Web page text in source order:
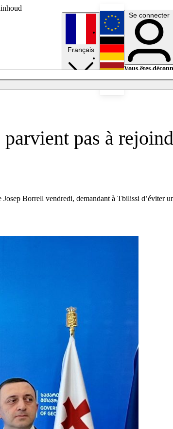
Français
English
Deutsch
Se connecter
Vous êtes
pas à
Borrell vendredi, demandant à Tbilissi d’éviter